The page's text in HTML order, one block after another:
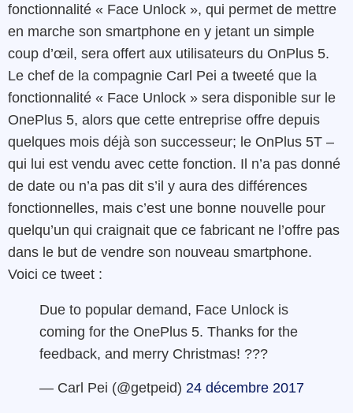
fonctionnalité « Face Unlock », qui permet de mettre
en marche son smartphone en y jetant un simple
coup d’œil, sera offert aux utilisateurs du OnPlus 5.
Le chef de la compagnie Carl Pei a tweeté que la
fonctionnalité « Face Unlock » sera disponible sur le
OnePlus 5, alors que cette entreprise offre depuis
quelques mois déjà son successeur; le OnPlus 5T –
qui lui est vendu avec cette fonction. Il n’a pas donné
de date ou n’a pas dit s’il y aura des différences
fonctionnelles, mais c’est une bonne nouvelle pour
quelqu’un qui craignait que ce fabricant ne l’offre pas
dans le but de vendre son nouveau smartphone.
Voici ce tweet :
Due to popular demand, Face Unlock is
coming for the OnePlus 5. Thanks for the
feedback, and merry Christmas! ???
— Carl Pei (@getpeid) 24 décembre 2017